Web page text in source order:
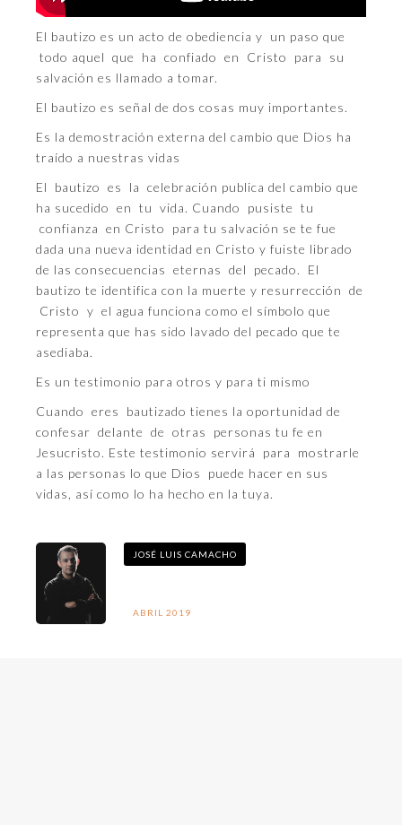
El bautizo es un acto de obediencia y un paso que
todo aquel que ha confiado en Cristo para su
salvación es llamado a tomar.
El bautizo es señal de dos cosas muy importantes.
Es la demostración externa del cambio que Dios ha
traído a nuestras vidas
El bautizo es la celebración publica del cambio que
ha sucedido en tu vida. Cuando pusiste tu
confianza en Cristo para tu salvación se te fue
dada una nueva identidad en Cristo y fuiste librado
de las consecuencias eternas del pecado. El
bautizo te identifica con la muerte y resurrección de
Cristo y el agua funciona como el símbolo que
representa que has sido lavado del pecado que te
asediaba.
Es un testimonio para otros y para ti mismo
Cuando eres bautizado tienes la oportunidad de
confesar delante de otras personas tu fe en
Jesucristo. Este testimonio servirá para mostrarle
a las personas lo que Dios puede hacer en sus
vidas, así como lo ha hecho en la tuya.
JOSÉ LUIS CAMACHO
ABRIL 2019